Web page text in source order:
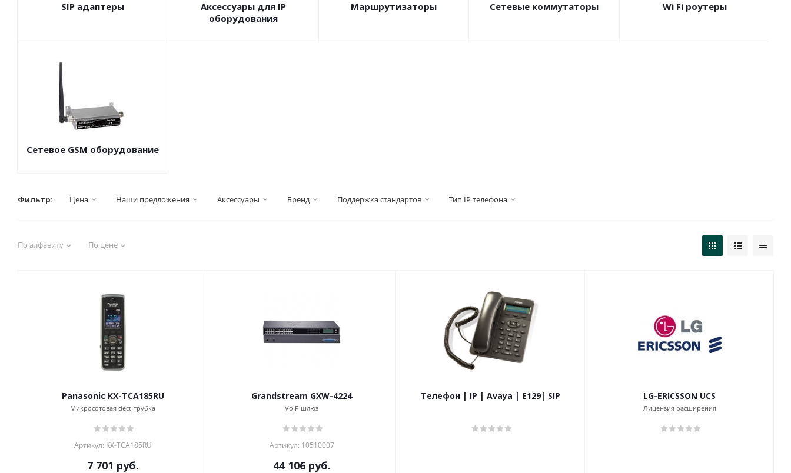
SIP адаптеры
Аксессуары для IP
оборудования
Маршрутизаторы Сетевые коммутаторы Wi Fi роутеры
Сетевое GSM оборудование
Фильтр: Цена Наши предложения Аксессуары Бренд Поддержка стандартов Тип IP телефона
По алфавиту По цене
Panasonic KX-TCA185RU
Микросотовая dect-трубка
Артикул: KX-TCA185RU
7 701 руб.
Grandstream GXW-4224
VoIP шлюз
Артикул: 10510007
44 106руб.
Телефон | IP | Avaya | E129| SIP LG-ERICSSON UCS
Лицензия расширения